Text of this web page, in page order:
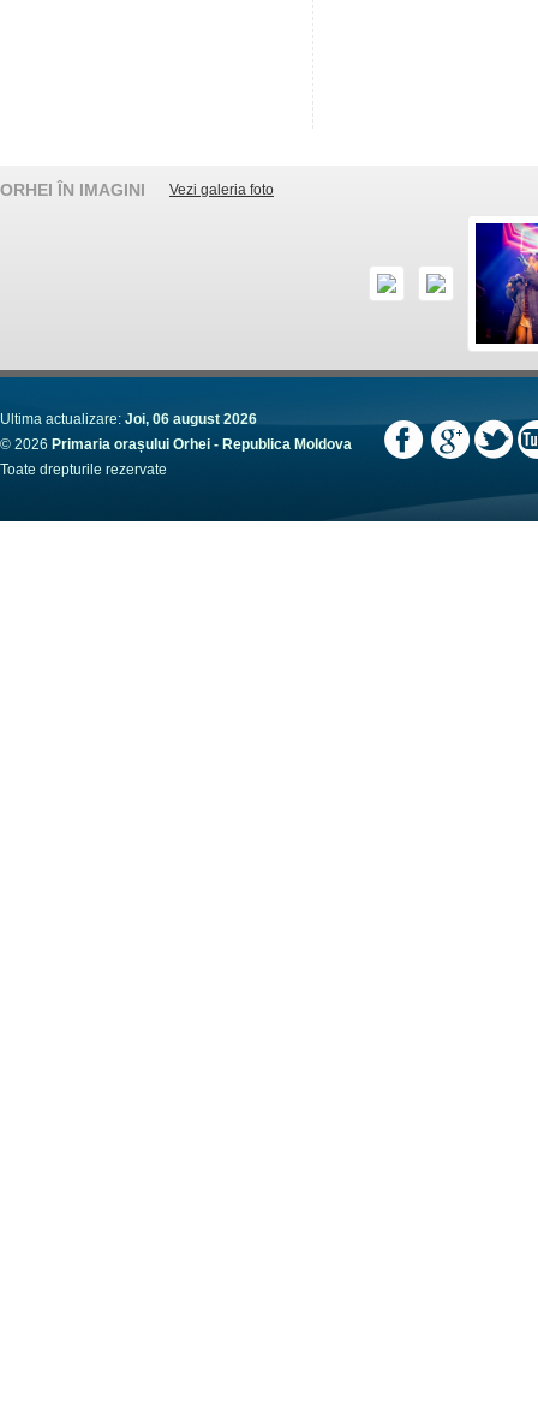
ORHEI ÎN IMAGINI Vezi galeria foto
Ultima actualizare: Joi, 06 august 2026
© 2026 Primaria orașului Orhei - Republica Moldova
Toate drepturile rezervate